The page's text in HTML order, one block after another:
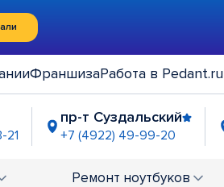
ФраншизаРабота в Pedant.ru
21
пр-т Суздальский
+7 (4922) 49-99-20
25 Ремонт ноутбуков